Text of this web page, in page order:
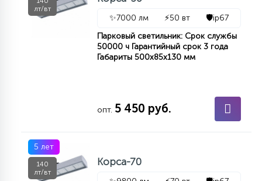
лт/вт
✨7000 лм ⚡50 вт 🛡️ip67
Парковый светильник: Срок службы
50000 ч Гарантийный срок 3 года
Габариты 500х85х130 мм
опт. 5 450 руб.
5 лет
140
лт/вт
Корса-70